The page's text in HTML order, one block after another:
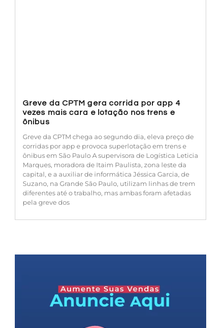
Greve da CPTM gera corrida por app 4
vezes mais cara e lotação nos trens e
ônibus
Greve da CPTM chega ao segundo dia, eleva preço de
corridas por app e provoca superlotação em trens e
ônibus em São Paulo A supervisora de Logística Leticia
Marques, moradora de Itaim Paulista, zona leste da
capital, e a auxiliar de informática Jéssica Garcia, de
Suzano, na Grande São Paulo, utilizam linhas de trem
diferentes até o trabalho, mas ambas foram afetadas
pela greve dos